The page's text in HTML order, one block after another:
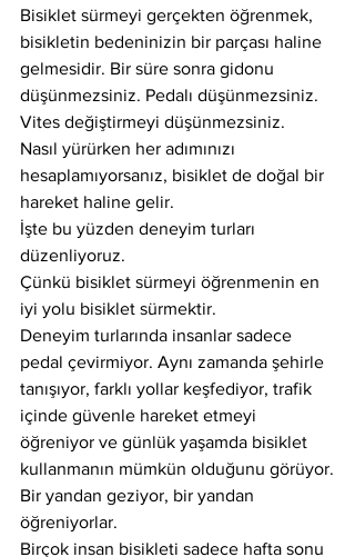
Bisiklet sürmeyi gerçekten öğrenmek,
bisikletin bedeninizin bir parçası haline
gelmesidir. Bir süre sonra gidonu
düşünmezsiniz. Pedalı düşünmezsiniz.
Vites değiştirmeyi düşünmezsiniz.
Nasıl yürürken her adımınızı
hesaplamıyorsanız, bisiklet de doğal bir
hareket haline gelir.
İşte bu yüzden deneyim turları
düzenliyoruz.
Çünkü bisiklet sürmeyi öğrenmenin en
iyi yolu bisiklet sürmektir.
Deneyim turlarında insanlar sadece
pedal çevirmiyor. Aynı zamanda şehirle
tanışıyor, farklı yollar keşfediyor, trafik
içinde güvenle hareket etmeyi
öğreniyor ve günlük yaşamda bisiklet
kullanmanın mümkün olduğunu görüyor.
Bir yandan geziyor, bir yandan
öğreniyorlar.
Birçok insan bisikleti sadece hafta sonu